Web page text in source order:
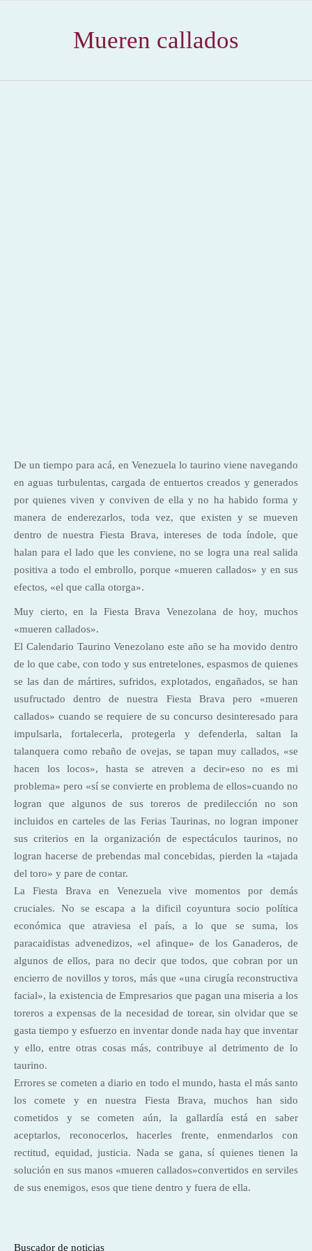
Mueren callados
De un tiempo para acá, en Venezuela lo taurino viene navegando
en aguas turbulentas, cargada de entuertos creados y generados
por quienes viven y conviven de ella y no ha habido forma y
manera de enderezarlos, toda vez, que existen y se mueven
dentro de nuestra Fiesta Brava, intereses de toda índole, que
halan para el lado que les conviene, no se logra una real salida
positiva a todo el embrollo, porque «mueren callados» y en sus
efectos, «el que calla otorga».
Muy cierto, en la Fiesta Brava Venezolana de hoy, muchos
«mueren callados».
El Calendario Taurino Venezolano este año se ha movido dentro
de lo que cabe, con todo y sus entretelones, espasmos de quienes
se las dan de mártires, sufridos, explotados, engañados, se han
usufructado dentro de nuestra Fiesta Brava pero «mueren
callados» cuando se requiere de su concurso desinteresado para
impulsarla, fortalecerla, protegerla y defenderla, saltan la
talanquera como rebaño de ovejas, se tapan muy callados, «se
hacen los locos», hasta se atreven a decir»eso no es mi
problema» pero «sí se convierte en problema de ellos»cuando no
logran que algunos de sus toreros de predilección no son
incluidos en carteles de las Ferias Taurinas, no logran imponer
sus criterios en la organización de espectáculos taurinos, no
logran hacerse de prebendas mal concebidas, pierden la «tajada
del toro» y pare de contar.
La Fiesta Brava en Venezuela vive momentos por demás
cruciales. No se escapa a la dificil coyuntura socio política
económica que atraviesa el país, a lo que se suma, los
paracaidistas advenedizos, «el afinque» de los Ganaderos, de
algunos de ellos, para no decir que todos, que cobran por un
encierro de novillos y toros, más que «una cirugía reconstructiva
facial», la existencia de Empresarios que pagan una miseria a los
toreros a expensas de la necesidad de torear, sin olvidar que se
gasta tiempo y esfuerzo en inventar donde nada hay que inventar
y ello, entre otras cosas más, contribuye al detrimento de lo
taurino.
Errores se cometen a diario en todo el mundo, hasta el más santo
los comete y en nuestra Fiesta Brava, muchos han sido
cometidos y se cometen aún, la gallardía está en saber
aceptarlos, reconocerlos, hacerles frente, enmendarlos con
rectitud, equidad, justicia. Nada se gana, sí quienes tienen la
solución en sus manos «mueren callados»convertidos en serviles
de sus enemigos, esos que tiene dentro y fuera de ella.
Buscador de noticias